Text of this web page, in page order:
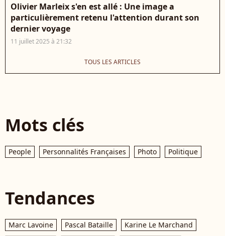
Olivier Marleix s'en est allé : Une image a
particulièrement retenu l'attention durant son
dernier voyage
11 juillet 2025 à 21:32
TOUS LES ARTICLES
Mots clés
People Personnalités Françaises Photo Politique
Tendances
Marc Lavoine Pascal Bataille
Karine Le Marchand